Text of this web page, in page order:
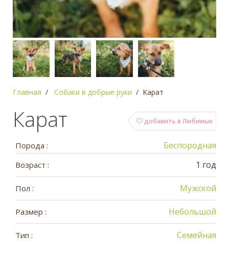
Главная Собаки в добрые руки Карат
добавить в Любимые
Карат
Порода : Беспородная
Возраст : 1 год
Пол : Мужской
Размер : Небольшой
Тип : Семейная